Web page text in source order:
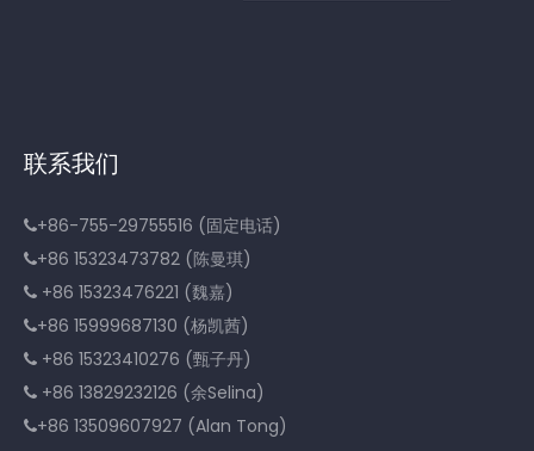
联系我们
+86-755-29755516 (固定电话)
+86 15323473782 (陈曼琪)
 +86 15323476221 (魏嘉)
+86 15999687130 (杨凯茜)
 +86 15323410276 (甄子丹)
 +86 13829232126 (余Selina)
+86 13509607927 (Alan Tong)